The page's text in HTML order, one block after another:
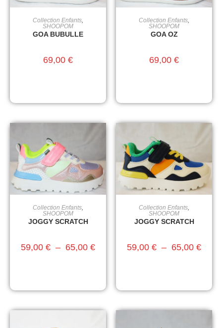
CHOIX DES OPTIONS
Collection Enfants
SHOOPOM
GOA BUBULLE
69,00 €
CHOIX DES OPTIONS
Collection Enfants
SHOOPOM
GOA OZ
69,00 €
CHOIX DES OPTIONS
Collection Enfants,
SHOOPOM
JOGGY SCRATCH
59,00 € – 65,00 €
CHOIX DES OPTIONS
Collection Enfants,
SHOOPOM
JOGGY SCRATCH
59,00 € – 65,00 €